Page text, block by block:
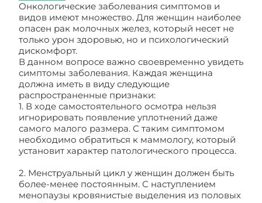
Онкологические заболевания симптомов и
видов имеют множество. Для женщин наиболее
опасен рак молочных желез, который несет не
только урон здоровью, но и психологический
дискомфорт.
В данном вопросе важно своевременно увидеть
симптомы заболевания. Каждая женщина
должна иметь в виду следующие
распространенные признаки:
1. В ходе самостоятельного осмотра нельзя
игнорировать появление уплотнений даже
самого малого размера. С таким симптомом
необходимо обратиться к маммологу, который
установит характер патологического процесса.
2. Менструальный цикл у женщин должен быть
более-менее постоянным. С наступлением
менопаузы кровянистые выделения из половых